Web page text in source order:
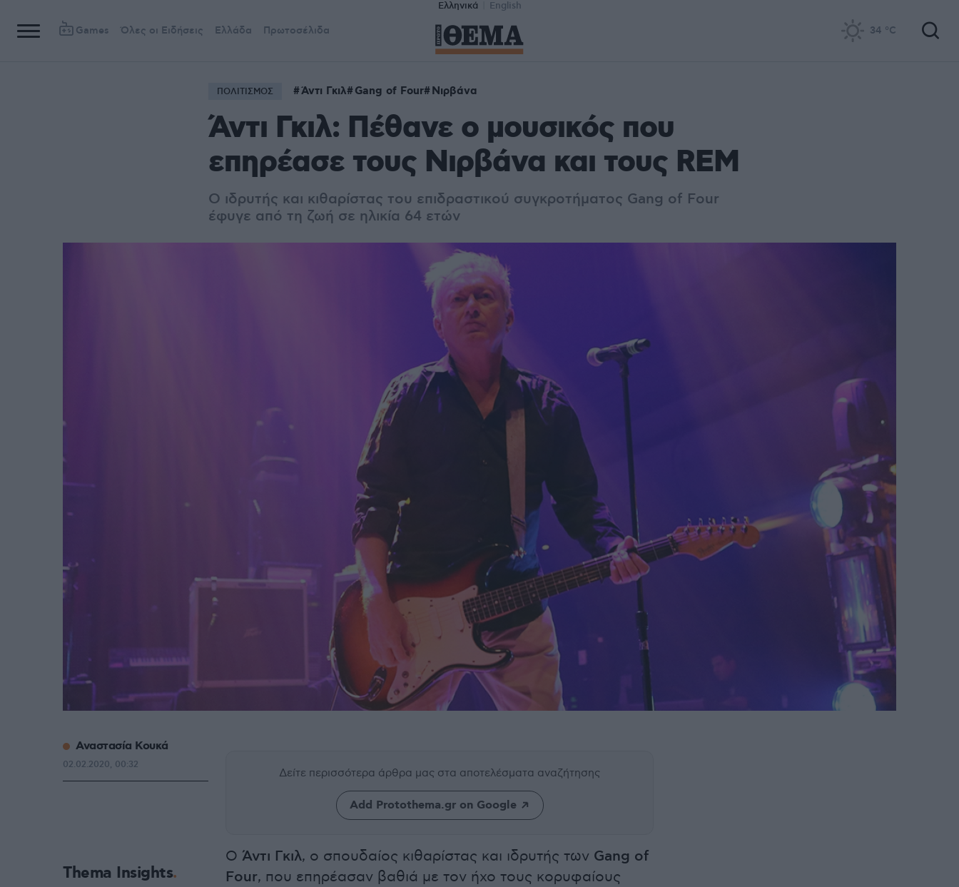
Ελληνικά English
Games Όλες οι Ειδήσεις Ελλάδα Πρωτοσέλιδα 34 °C
ΠΟΛΙΤΙΣΜΟΣ Άντι Γκιλ Gang of Four Νιρβάνα
Άντι Γκιλ: Πέθανε ο μουσικός που
επηρέασε τους Νιρβάνα και τους REM
O ιδρυτής και κιθαρίστας του επιδραστικού συγκροτήματος Gang of Four
έφυγε από τη ζωή σε ηλικία 64 ετών
Δείτε περισσότερα άρθρα μας στα αποτελέσματα αναζήτησης
Add Protothema.gr on Google
Ο Άντι Γκιλ, ο σπουδαίος κιθαρίστας και ιδρυτής των Gang of
Four, που επηρέασαν βαθιά με τον ήχο τους κορυφαίους
Αναστασία Κουκά
02.02.2020, 00:32
Thema Insights